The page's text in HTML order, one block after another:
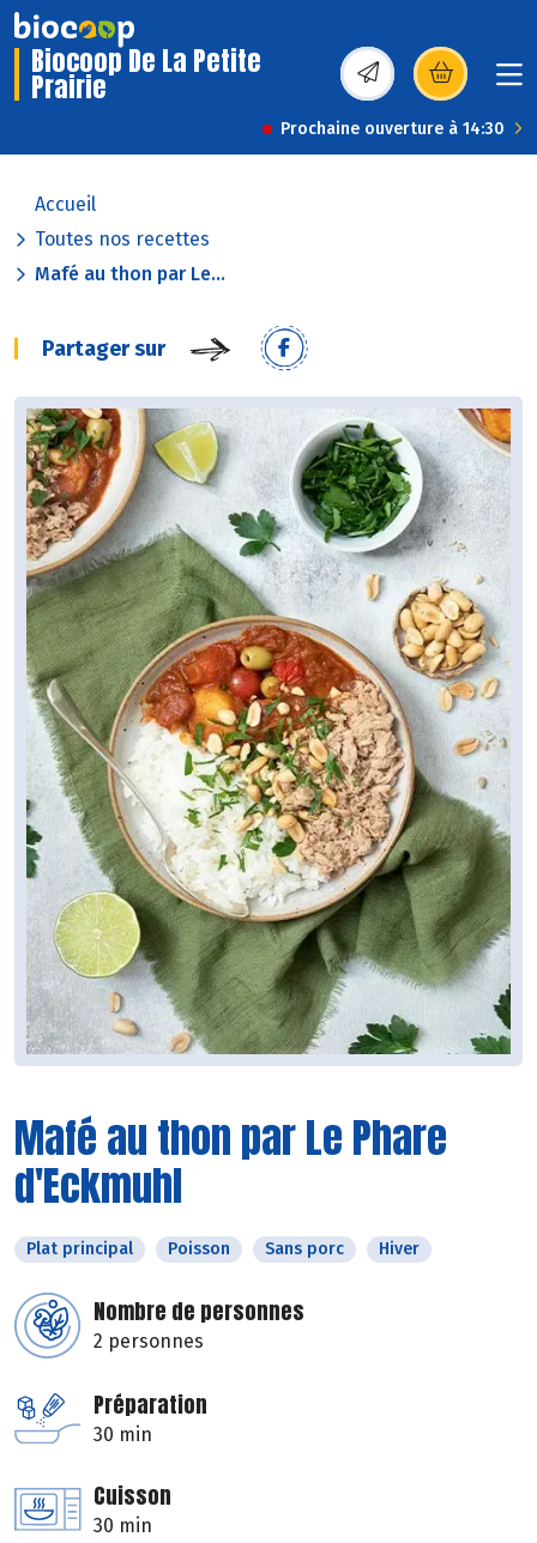
Biocoop De La Petite
Prairie (s’ouvre dans une
Prochaine ouverture à 14:30
Accueil
Toutes nos recettes
Mafé au thon par Le...
Partager sur
Mafé au thon par Le Phare
d'Eckmuhl
Plat principal Poisson Sans porc Hiver
Nombre de personnes
2 personnes
Préparation
30 min
Cuisson
30 min